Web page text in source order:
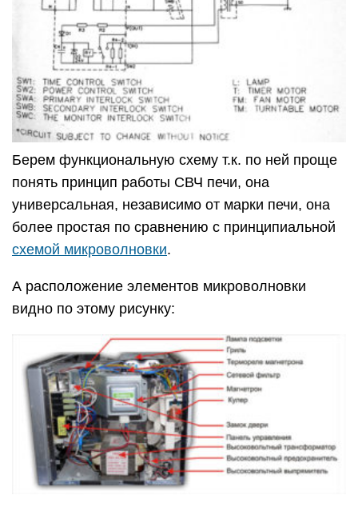
Берем функциональную схему т.к. по ней проще
понять принцип работы СВЧ печи, она
универсальная, независимо от марки печи, она
более простая по сравнению с принципиальной
схемой микроволновки.
А расположение элементов микроволновки
видно по этому рисунку: